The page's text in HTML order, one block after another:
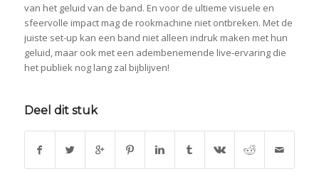
van het geluid van de band. En voor de ultieme visuele en
sfeervolle impact mag de rookmachine niet ontbreken. Met de
juiste set-up kan een band niet alleen indruk maken met hun
geluid, maar ook met een adembenemende live-ervaring die
het publiek nog lang zal bijblijven!
Deel dit stuk